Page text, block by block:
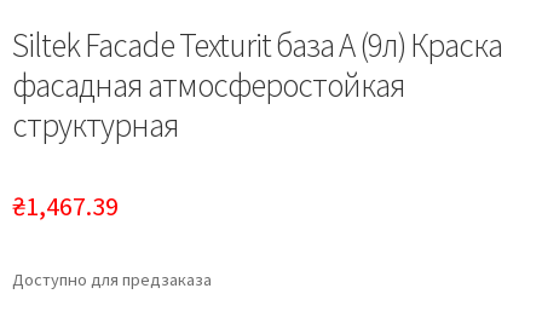
Siltek Facade Texturit база А (9л) Краска
фасадная атмосферостойкая
структурная
₴1,467.39
Доступно для предзаказа